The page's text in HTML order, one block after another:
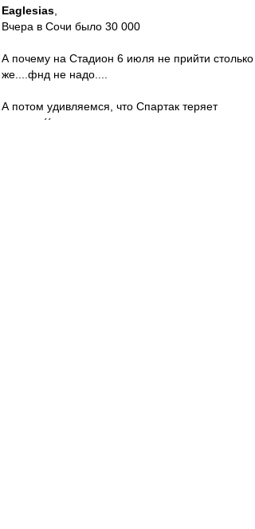
Eaglesias
Вчера в Сочи было 30 000
А почему на Стадион 6 июля не прийти столько
же....фнд не надо....
А потом удивляемся, что Спартак теряет
зрителя((